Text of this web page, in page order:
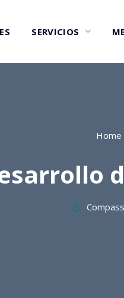
SERVICIOS
Home